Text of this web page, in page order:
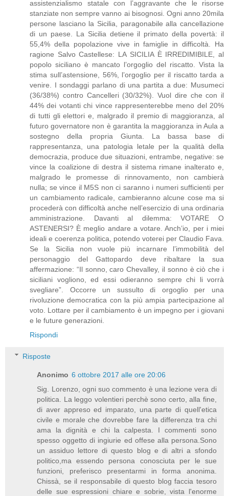
assistenzialismo statale con l’aggravante che le risorse
stanziate non sempre vanno ai bisognosi. Ogni anno 20mila
persone lasciano la Sicilia, paragonabile alla cancellazione
di un paese. La Sicilia detiene il primato della povertà: il
55,4% della popolazione vive in famiglie in difficoltà. Ha
ragione Salvo Castellese: LA SICILIA È IRREDIMIBILE, al
popolo siciliano è mancato l’orgoglio del riscatto. Vista la
stima sull’astensione, 56%, l’orgoglio per il riscatto tarda a
venire. I sondaggi parlano di una partita a due: Musumeci
(36/38%) contro Cancelleri (30/32%). Vuol dire che con il
44% dei votanti chi vince rappresenterebbe meno del 20%
di tutti gli elettori e, malgrado il premio di maggioranza, al
futuro governatore non è garantita la maggioranza in Aula a
sostegno della propria Giunta. La bassa base di
rappresentanza, una patologia letale per la qualità della
democrazia, produce due situazioni, entrambe, negative: se
vince la coalizione di destra il sistema rimane inalterato e,
malgrado le promesse di rinnovamento, non cambierà
nulla; se vince il M5S non ci saranno i numeri sufficienti per
un cambiamento radicale, cambieranno alcune cose ma si
procederà con difficoltà anche nell’esercizio di una ordinaria
amministrazione. Davanti al dilemma: VOTARE O
ASTENERSI? È meglio andare a votare. Anch’io, per i miei
ideali e coerenza politica, potendo voterei per Claudio Fava.
Se la Sicilia non vuole più incarnare l’immobilità del
personaggio del Gattopardo deve ribaltare la sua
affermazione: “Il sonno, caro Chevalley, il sonno è ciò che i
siciliani vogliono, ed essi odieranno sempre chi li vorrà
svegliare”. Occorre un sussulto di orgoglio per una
rivoluzione democratica con la più ampia partecipazione al
voto. Lottare per il cambiamento è un impegno per i giovani
e le future generazioni.
Rispondi
Risposte
Anonimo 6 ottobre 2017 alle ore 20:06
Sig. Lorenzo, ogni suo commento è una lezione vera di
politica. La leggo volentieri perchè sono certo, alla fine,
di aver appreso ed imparato, una parte di quell'etica
civile e morale che dovrebbe fare la differenza tra chi
ama la dignità e chi la calpesta. I commenti sono
spesso oggetto di ingiurie ed offese alla persona.Sono
un assiduo lettore di questo blog e di altri a sfondo
politico,ma essendo persona conosciuta per le sue
funzioni, preferisco presentarmi in forma anonima.
Chissà, se il responsabile di questo blog faccia tesoro
delle sue espressioni chiare e sobrie, vista l'enorme